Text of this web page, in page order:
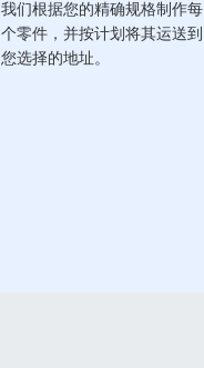
我们根据您的精确规格制作每
个零件，并按计划将其运送到
您选择的地址。